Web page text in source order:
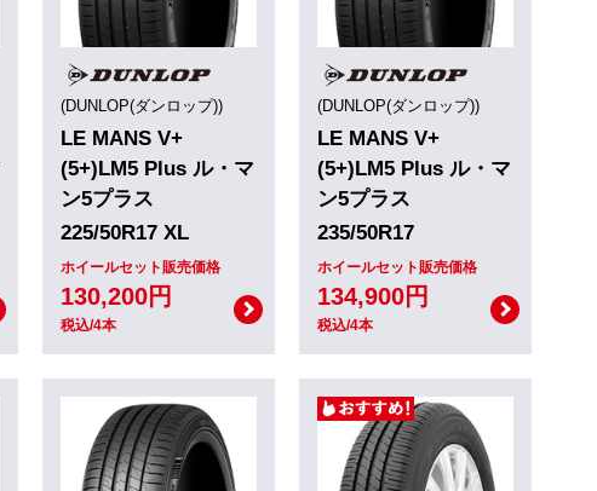
(DUNLOP(ダンロップ))
LE MANS V+
(5+)LM5 Plus ル・マ
ン5プラス
225/50R17 XL
ホイールセット販売価格
130,200円
税込/4本
(DUNLOP(ダンロップ))
LE MANS V+
(5+)LM5 Plus ル・マ
ン5プラス
235/50R17
ホイールセット販売価格
134,900円
税込/4本